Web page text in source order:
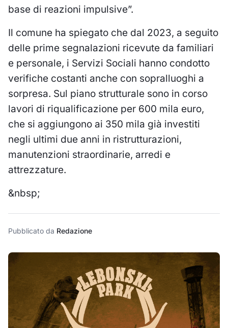
base di reazioni impulsive”.
Il comune ha spiegato che dal 2023, a seguito
delle prime segnalazioni ricevute da familiari
e personale, i Servizi Sociali hanno condotto
verifiche costanti anche con sopralluoghi a
sorpresa. Sul piano strutturale sono in corso
lavori di riqualificazione per 600 mila euro,
che si aggiungono ai 350 mila già investiti
negli ultimi due anni in ristrutturazioni,
manutenzioni straordinarie, arredi e
attrezzature.
&nbsp;
Pubblicato da Redazione